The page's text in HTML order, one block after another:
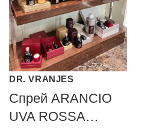
DR. VRANJES
Спрей ARANCIO
UVA ROSSA